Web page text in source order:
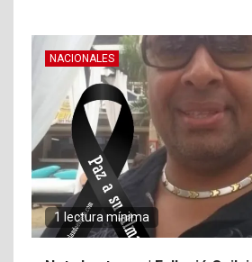
NACIONALES
1 lectura mínima